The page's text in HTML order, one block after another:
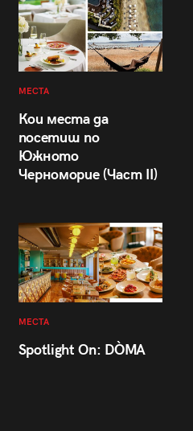
МЕСТА
Кои места да
посетиш по
Южното
Черноморие (Част II)
МЕСТА
Spotlight On: DÒMA